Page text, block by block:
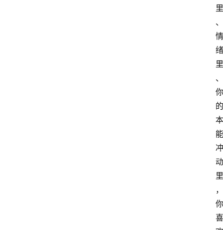
里
、
情
绪
里
、
你
的
本
能
冲
动
里
，
你
喜